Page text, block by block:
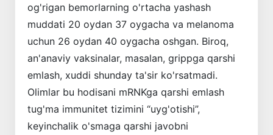
og'rigan bemorlarning o'rtacha yashash
muddati 20 oydan 37 oygacha va melanoma
uchun 26 oydan 40 oygacha oshgan. Biroq,
an'anaviy vaksinalar, masalan, grippga qarshi
emlash, xuddi shunday ta'sir ko'rsatmadi.
Olimlar bu hodisani mRNKga qarshi emlash
tug'ma immunitet tizimini “uyg'otishi”,
keyinchalik o'smaga qarshi javobni